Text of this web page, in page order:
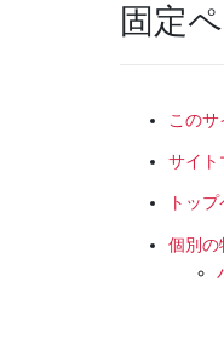
固定
この
サイト
トッ
個別の